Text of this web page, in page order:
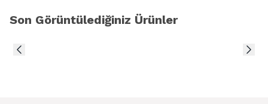
Son Görüntülediğiniz Ürünler